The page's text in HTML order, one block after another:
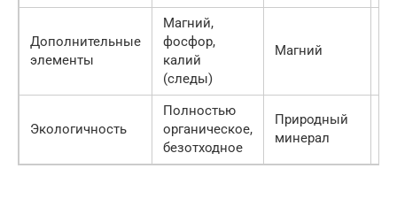
Дополнительные
элементы
Магний,
фосфор,
калий
(следы)
Магний
Экологичность
Полностью
органическое,
безотходное
Природный
минерал